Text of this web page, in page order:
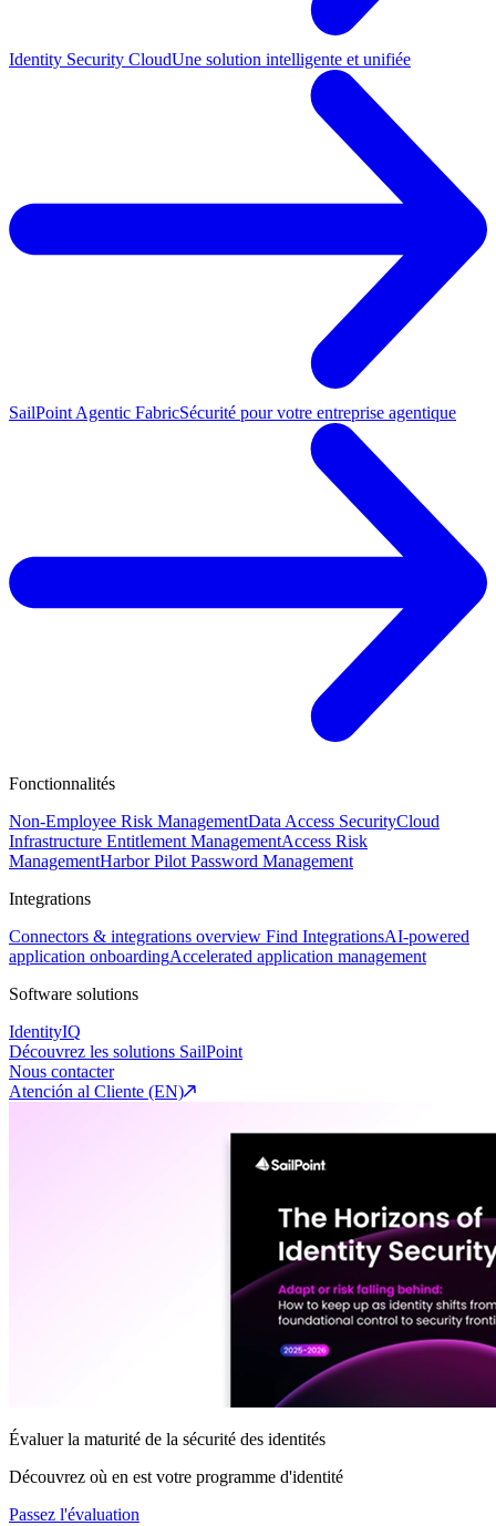
Identity Security CloudUne solution intelligente et unifiée
SailPoint Agentic FabricSécurité pour votre entreprise agentique
Fonctionnalités
Non-Employee Risk ManagementData Access SecurityCloud
Infrastructure Entitlement ManagementAccess Risk
ManagementHarbor Pilot Password Management
Integrations
Connectors & integrations overview Find IntegrationsAI-powered
application onboardingAccelerated application management
Software solutions
IdentityIQ
Découvrez les solutions SailPoint
Nous contacter
Atención al Cliente (EN)
Évaluer la maturité de la sécurité des identités
Découvrez où en est votre programme d'identité
Passez l'évaluation